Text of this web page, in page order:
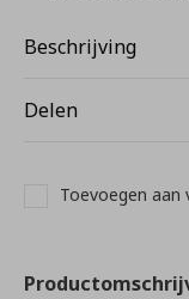
Beschrijving
Delen
Toevoegen aan